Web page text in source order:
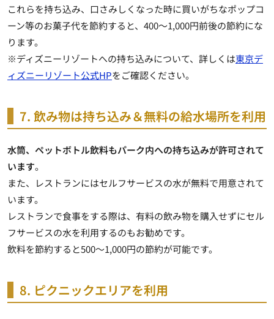
これらを持ち込み、口さみしくなった時に買いがちなポップコ
ーン等のお菓子代を節約すると、400～1,000円前後の節約にな
ります。
※ディズニーリゾートへの持ち込みについて、詳しくは東京デ
ィズニーリゾート公式HPをご確認ください。
7. 飲み物は持ち込み＆無料の給水場所を利用
水筒、ペットボトル飲料もパーク内への持ち込みが許可されて
います。
また、レストランにはセルフサービスの水が無料で用意されて
います。
レストランで食事をする際は、有料の飲み物を購入せずにセル
フサービスの水を利用するのもお勧めです。
飲料を節約すると500～1,000円の節約が可能です。
8. ピクニックエリアを利用